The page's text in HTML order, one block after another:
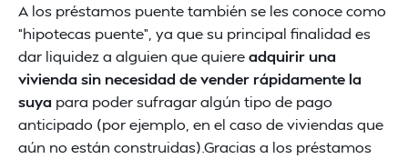
A los préstamos puente también se les conoce como
“hipotecas puente”, ya que su principal finalidad es
dar liquidez a alguien que quiereadquirir una
vivienda sin necesidad de vender rápidamente la
suya para poder sufragar algún tipo de pago
anticipado (por ejemplo, en el caso de viviendas que
aún no están construidas).Gracias a los préstamos